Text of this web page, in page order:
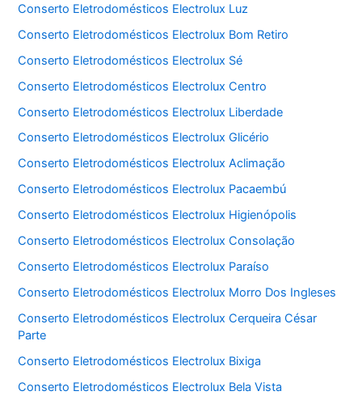
Conserto Eletrodomésticos Electrolux Luz
Conserto Eletrodomésticos Electrolux Bom Retiro
Conserto Eletrodomésticos Electrolux Sé
Conserto Eletrodomésticos Electrolux Centro
Conserto Eletrodomésticos Electrolux Liberdade
Conserto Eletrodomésticos Electrolux Glicério
Conserto Eletrodomésticos Electrolux Aclimação
Conserto Eletrodomésticos Electrolux Pacaembú
Conserto Eletrodomésticos Electrolux Higienópolis
Conserto Eletrodomésticos Electrolux Consolação
Conserto Eletrodomésticos Electrolux Paraíso
Conserto Eletrodomésticos Electrolux Morro Dos Ingleses
Conserto Eletrodomésticos Electrolux Cerqueira César
Parte
Conserto Eletrodomésticos Electrolux Bixiga
Conserto Eletrodomésticos Electrolux Bela Vista